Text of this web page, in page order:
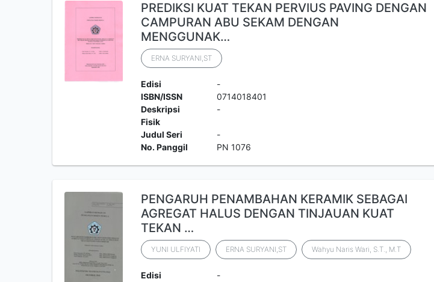
PREDIKSI KUAT TEKAN PERVIUS PAVING DENGAN
CAMPURAN ABU SEKAM DENGAN
MENGGUNAK…
ERNA SURYANI,ST
Edisi
-
ISBN/ISSN
0714018401
Deskripsi
Fisik
-
Judul Seri
-
No. Panggil
PN 1076
PENGARUH PENAMBAHAN KERAMIK SEBAGAI
AGREGAT HALUS DENGAN TINJAUAN KUAT
TEKAN …
YUNI ULFIYATI ERNA SURYANI,ST Wahyu Naris Wari, S.T., M.T
Edisi
-